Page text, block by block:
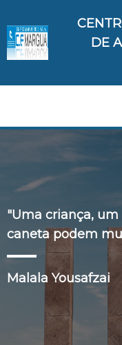
DE
"Uma criança,
caneta podem
Malala Yousafzai